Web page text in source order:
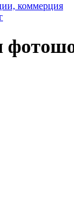
коммерция